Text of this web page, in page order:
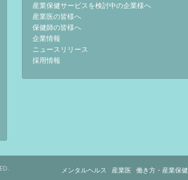
産業保健サービスを検討中の企業様へ
産業医の皆様へ
保健師の皆様へ
企業情報
ニュースリリース
採用情報
メンタルヘルス 産業医 働き方・産業保健